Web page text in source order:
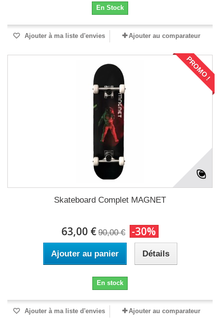
En Stock
Ajouter à ma liste d'envies Ajouter au comparateur
PROMO !
Skateboard Complet MAGNET
63,00 € 90,00 € -30%
Ajouter au panier Détails
En stock
Ajouter à ma liste d'envies Ajouter au comparateur